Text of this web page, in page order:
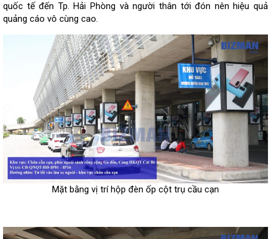
quốc tế đến Tp. Hải Phòng và người thân tới đón nên hiệu quả
quảng cáo vô cùng cao.
Mặt bằng vị trí hộp đèn ốp cột trụ cầu cạn